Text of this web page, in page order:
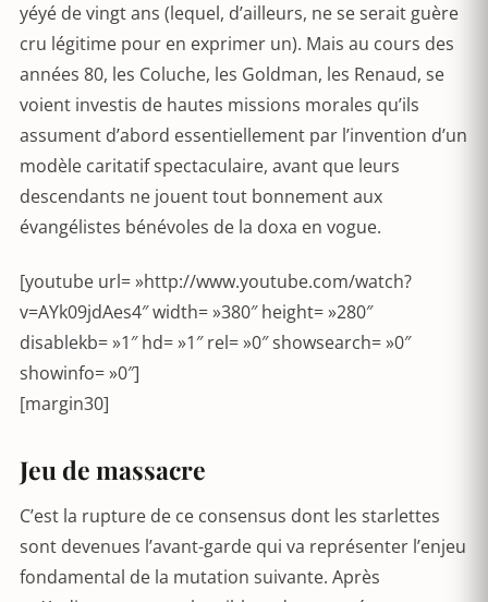
yéyé de vingt ans (lequel, d’ailleurs, ne se serait guère
cru légitime pour en exprimer un). Mais au cours des
années 80, les Coluche, les Goldman, les Renaud, se
voient investis de hautes missions morales qu’ils
assument d’abord essentiellement par l’invention d’un
modèle caritatif spectaculaire, avant que leurs
descendants ne jouent tout bonnement aux
évangélistes bénévoles de la doxa en vogue.
[youtube url= »http://www.youtube.com/watch?
v=AYk09jdAes4″ width= »380″ height= »280″
disablekb= »1″ hd= »1″ rel= »0″ showsearch= »0″
showinfo= »0″]
[margin30]
Jeu de massacre
C’est la rupture de ce consensus dont les starlettes
sont devenues l’avant-garde qui va représenter l’enjeu
fondamental de la mutation suivante. Après